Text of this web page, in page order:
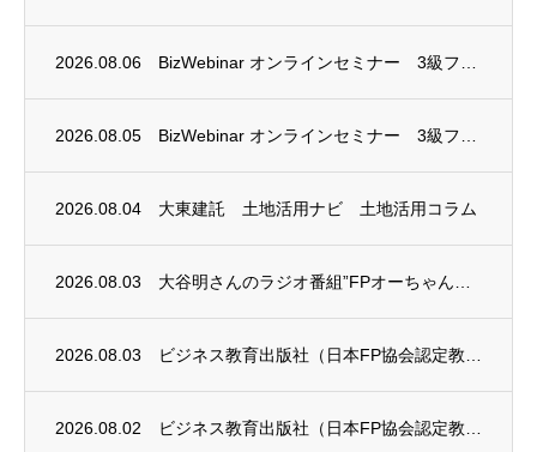
2026.08.06
2026.08.05
2026.08.04 大東建託 土地活用ナビ 土地活用コラム
2026.08.03
2026.08.03
2026.08.02